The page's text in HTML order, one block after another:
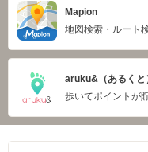
Mapion
地図検索・ルート
aruku&（あるくと
歩いてポイントが